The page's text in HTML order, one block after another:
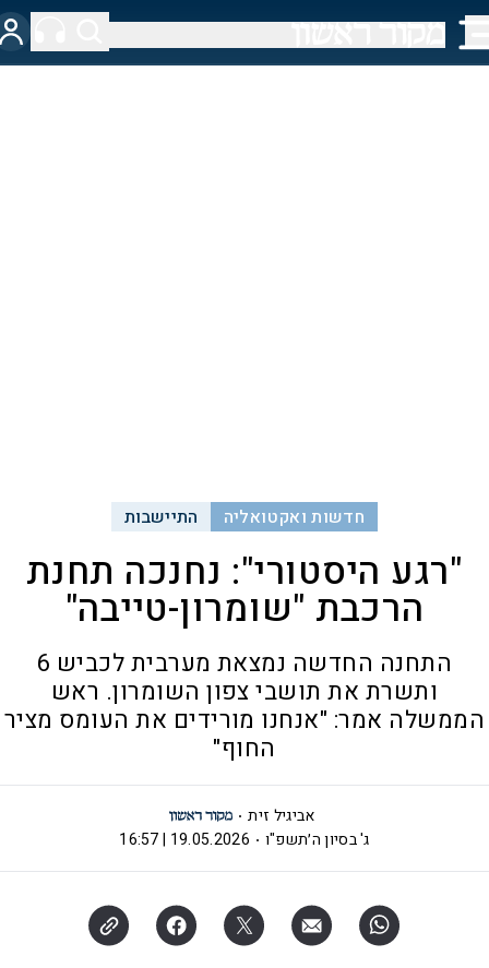
חדשות ואקטואליה התיישבות
"רגע היסטורי": נחנכה תחנת
הרכבת "שומרון-טייבה"
התחנה החדשה נמצאת מערבית לכביש 6
ותשרת את תושבי צפון השומרון. ראש
הממשלה אמר: "אנחנו מורידים את העומס מציר
החוף"
אביגיל זית
ג' בסיון ה׳תשפ"ו
19.05.2026 | 16:57